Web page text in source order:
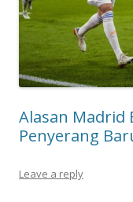
Alasan Madrid
Penyerang
Leave a reply